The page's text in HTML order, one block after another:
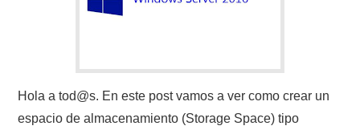
Hola a tod@s. En este post vamos a ver como crear un
espacio de almacenamiento (Storage Space) tipo